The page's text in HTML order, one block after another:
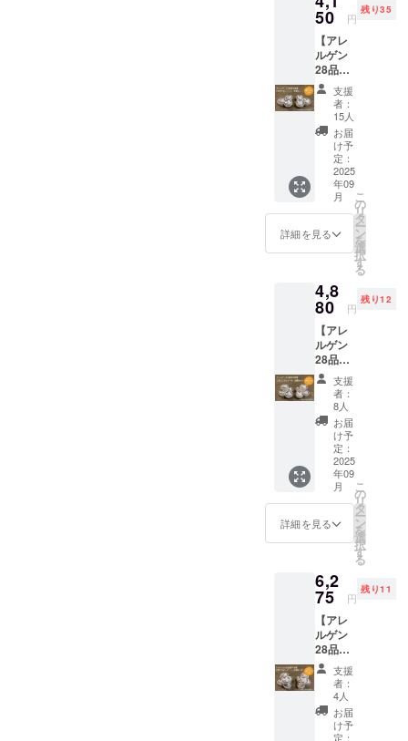
ご希望
あれば
可能で
す。
い。 投
稿後1週
間定休
日を除
く毎
日、ス
トー
リー投
稿もい
たしま
す。ご
支援く
ださっ
た団体
様のタ
とホー
ムペー
ンクも
ご希望
あれば
可能で
す。
円のリ
ターン
と同じ
内容に
なりま
す。
限：
2026年
5月7日
保存方
法：直
射日光
を避
け、常
温で保
存して
くださ
い。 こ
のリ
ターン
円、
5000
円のリ
ターン
と同じ
内容に
なりま
す。
で搾油
し、 水
蒸気を
通すこ
とで不
純物を
取り除
き精製
したこ
め油で
す。 圧
搾こめ
油コ
メーユ
品名：
食用こ
味期
限：
2026年
5月7日
保存方
法：直
射日光
を避
け、常
温で保
存して
くださ
い。 こ
のリ
ターン
円、
3000
円のリ
ターン
と同じ
内容に
なりま
す。
油脂㈱
の圧搾
こめ油
コメー
ユの試
供品小
袋５ｇ
入り５
包を送
りま
す。 圧
搾こめ
油コ
メーユ
は、米
ぬかか
る方法
で搾油
し、 水
蒸気を
通すこ
とで不
純物を
取り除
き精製
したこ
め油で
す。 圧
搾こめ
油コ
メーユ
品名：
食用こ
味期
限：
2026年
5月7日
保存方
法：直
射日光
を避
け、常
温で保
存して
50 円
残り35
【アレ
ルゲン
28品目
不使用
こめコ
コジェ
ラート6
個セッ
ト+まい
こめ豆
シー
ル】 ア
レルゲ
ン28品
目不使
用こめ
ジェ
ラート
のバニ
ラ味3個
とチョ
コ味3個
合計6個
セット
をお届
けしま
す。三
和油脂
㈱の人
気商
品、ま
いにち
のこめ
ストの
豆シー
ル10枚
がおま
けとし
て付き
ます 送
料込価
格と
なって
おり、
支援
者：
15人
お届
け予
定：
2025
年09
月
詳細を見る
こ
の
リ
タ
ー
ン
を
選
択
す
る
4,8
80 円
残り12
【アレ
ルゲン
28品目
不使用
こめコ
コジェ
ラート8
個セッ
ト+まい
こめ豆
シー
ル】 ア
レルゲ
ン28品
目不使
用こめ
ジェ
ラート
のバニ
ラ味4個
とチョ
コ味4個
合計8個
セット
をお届
けしま
す。三
支援
者：
8人
お届
け予
定：
2025
年09
月
詳細を見る
こ
の
リ
タ
ー
ン
を
選
択
す
る
6,2
75 円
残り11
【アレ
ルゲン
28品目
不使用
こめコ
コジェ
ラート
12個
セット
支援
者：
4人
お届
け予
定：